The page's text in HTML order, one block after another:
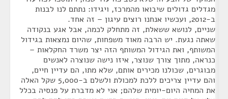
מגדלים גדולים שיבואו מהמרכז, ויגידו: נתתם לנו לבנות
ב-2012, ועכשיו אנחנו רוצים עיגון – זה אחד.
שניים, לנושא ששאלת, זה מתחלק לכמה, אבל אגע בנקודה
שאתה נגעת. יש הרבה מאוד משפחות, שהיום נמצאות בגידול
המשותף, ואת הגידול המשותף הזה יצר משרד החקלאות –
כנראה, מתוך צורך שנוצר, איזו נישה שנוצרה לאנשים
מבוגרים, שכולנו מכירים אותם, שלא מתו, הם עדיין חיים,
והם עדיין צריכים ללכת למכולת ולשלם ב-5,000 שקל האלה
את המחיה היום-יומית שלהם; אני לא מדברת על פנסיה בכלל